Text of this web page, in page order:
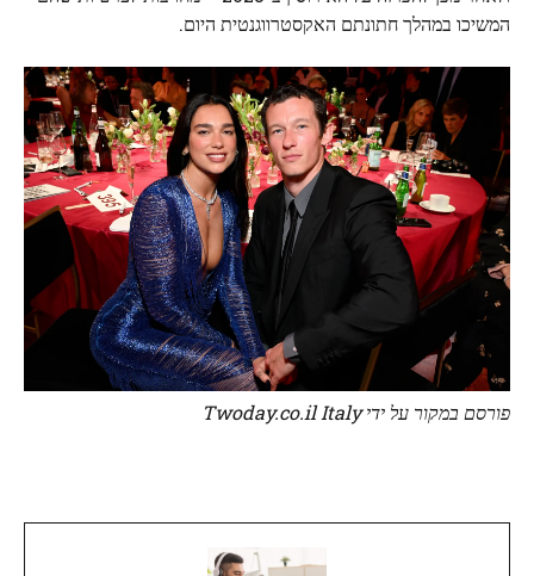
המשיכו במהלך חתונתם האקסטרווגנטית היום.
פורסם במקור על ידי Twoday.co.il Italy